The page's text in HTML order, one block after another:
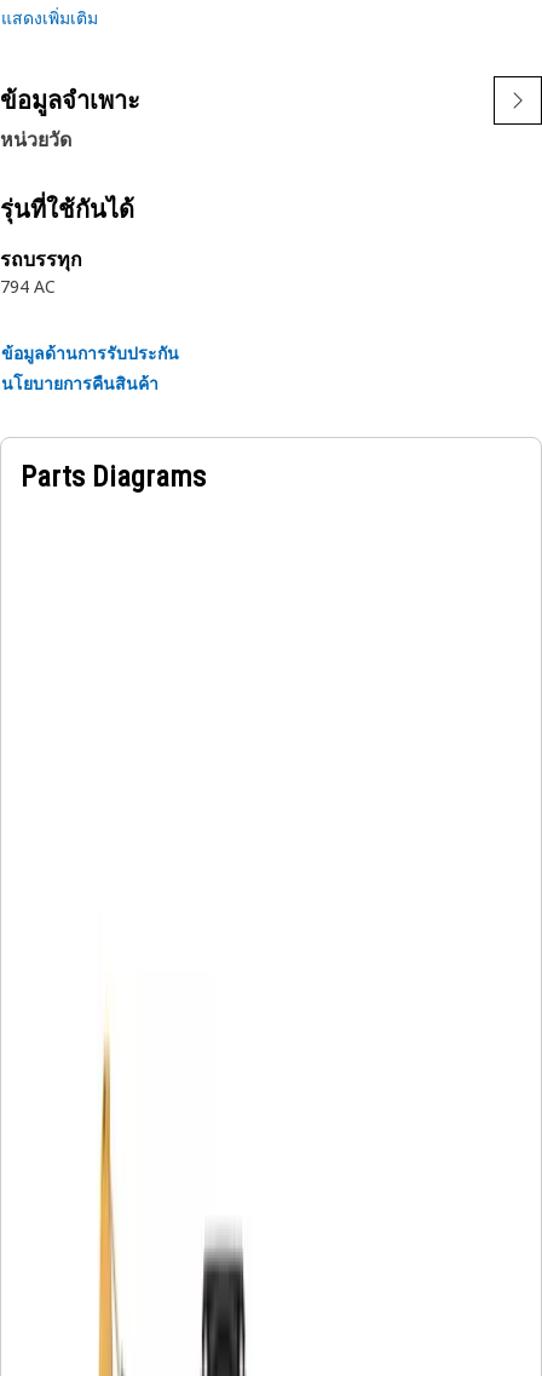
แสดงเพิ่มเติม
ข้อมูลจำเพาะ
หน่วยวัด
รุ่นที่ใช้กันได้
รถบรรทุก
794 AC
ข้อมูลด้านการรับประกัน
นโยบายการคืนสินค้า
Parts Diagrams